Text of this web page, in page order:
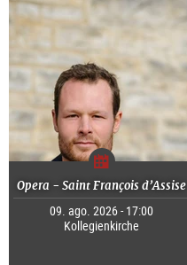
Opera - Saint François d’Assise
09. ago. 2026 - 17:00
Kollegienkirche